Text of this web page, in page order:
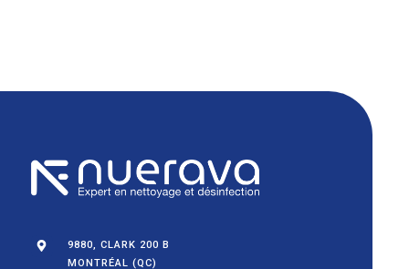
9880, CLARK 200 B
MONTRÉAL (QC)